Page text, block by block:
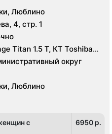
Люблино
4, стр. 1
Titan 1.5 T, КТ Toshiba
округ
Люблино
с
6950 p.